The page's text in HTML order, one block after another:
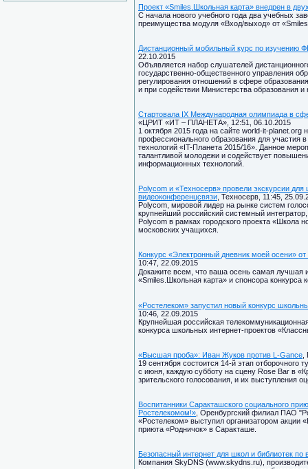
Проект «Smiles.Школьная карта» внедрен в
С начала нового учебного года два учебных
преимущества модуля «Вход/выход» от
Дистанционный мобильный курс по изучению
22.10.2015
Объявляется набор слушателей
государственно-общественного управления
регулирования отношений в сфере
и при содействии Министерства образования
Стартовала IX Международная олимпиада в
«ЦРИТ «ИТ – ПЛАНЕТА», 12:51, 06.10.2015
1 октября 2015 года на сайте world-it-
профессионального образования для
технологий «IT-Планета 2015/16». Данное
талантливой молодежи и содействует
информационных технологий.
Polycom и «Техносерв» провели экскурсии
видеоконференцсвязи , Техносерв, 11:45,
Polycom, мировой лидер на рынке систем
крупнейший российский системный
Polycom в рамках городского проекта «Школа
московских учащихся.
Конкурс «Электронный дневник моей осени»
10:47, 22.09.2015
Докажите всем, что ваша осень самая лучшая
«Smiles.Школьная карта» и спонсора
«Ростелеком» запустил новый конкурс
10:46, 22.09.2015
Крупнейшая российская
конкурса школьных интернет-проектов
«Высшая проба»: Иван Жуков против L-Gance
19 сентября состоится 14-й этап
с июня, каждую субботу на сцену Rose Bar в
зрительского голосования, и их выступления
Воспитанники Саракташского социального
Ростелекомом!» , Оренбургский филиал ПАО
«Ростелеком» выступил организатором акции
приюта «Родничок» в Саракташе.
Безопасный интернет для школ и библиотек по
Компания SkyDNS (www.skydns.ru),